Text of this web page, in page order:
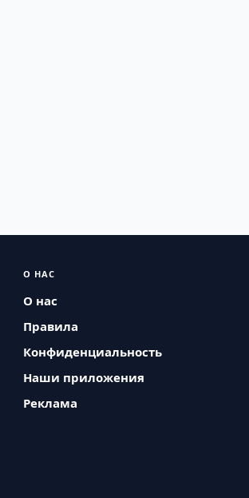
О НАС
О нас
Правила
Конфиденциальность
Наши приложения
Реклама